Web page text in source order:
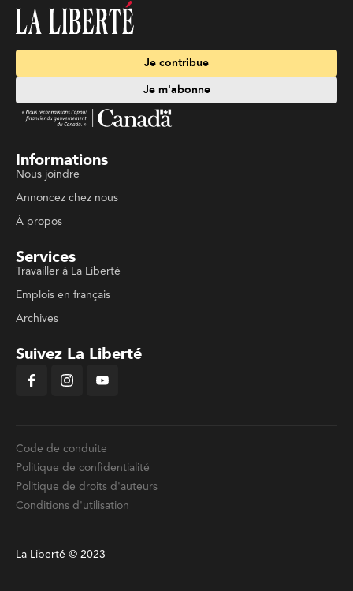
Je contribue
Je m'abonne
Informations
Nous joindre
Annoncez chez nous
À propos
Services
Travailler à La Liberté
Emplois en français
Archives
Suivez La Liberté
Code de conduite
Politique de confidentialité
Politique de droits d'auteurs
Conditions d'utilisation
La Liberté © 2023